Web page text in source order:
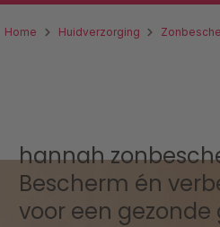
Home Huidverzorging
hannah
Bescherm én
voor een gezonde